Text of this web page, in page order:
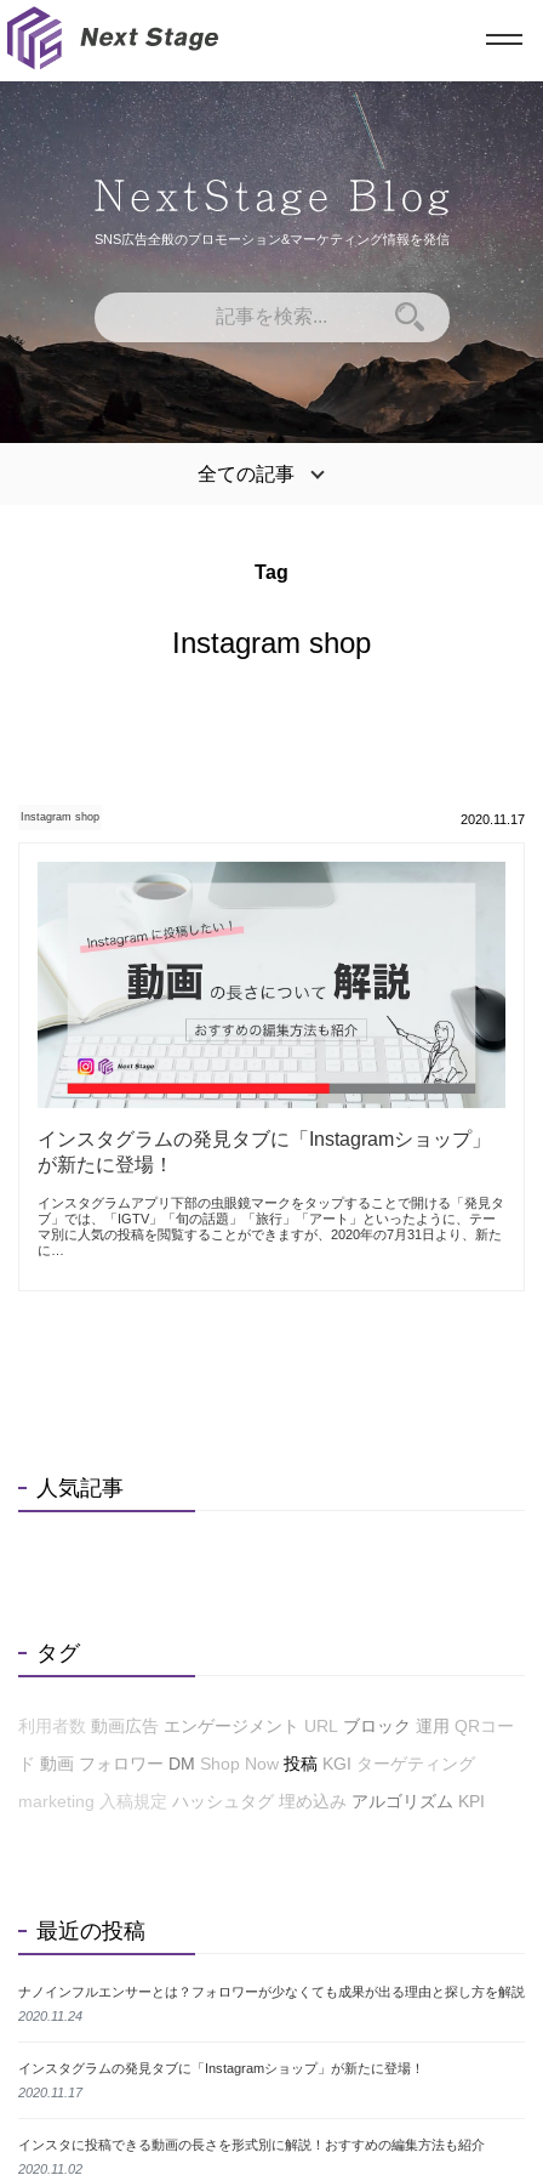
SNS広告全般のプロモーション&マーケティング情報を発信
全ての記事
Tag
Instagram shop
Instagram shop 2020.11.17
インスタグラムの発見タブに「Instagramショップ」
が新たに登場！
インスタグラムアプリ下部の虫眼鏡マークをタップすることで開ける「発見タ
ブ」では、「IGTV」「旬の話題」「旅行」「アート」といったように、テー
マ別に人気の投稿を閲覧することができますが、2020年の7月31日より、新た
に…
人気記事
タグ
利用者数 動画広告 エンゲージメント URL ブロック 運用 QRコー
ド 動画 フォロワー DM Shop Now 投稿 KGI ターゲティング
marketing 入稿規定 ハッシュタグ 埋め込み アルゴリズム KPI
最近の投稿
ナノインフルエンサーとは？フォロワーが少なくても成果が出る理由と探し方を解説
2020.11.24
インスタグラムの発見タブに「Instagramショップ」が新たに登場！
2020.11.17
インスタに投稿できる動画の長さを形式別に解説！おすすめの編集方法も紹介
2020.11.02